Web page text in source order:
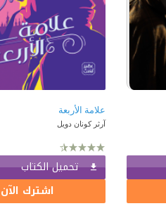
علامة الأربعة
آرثر كونان دويل
تحميل الكتاب
اشترك الآن